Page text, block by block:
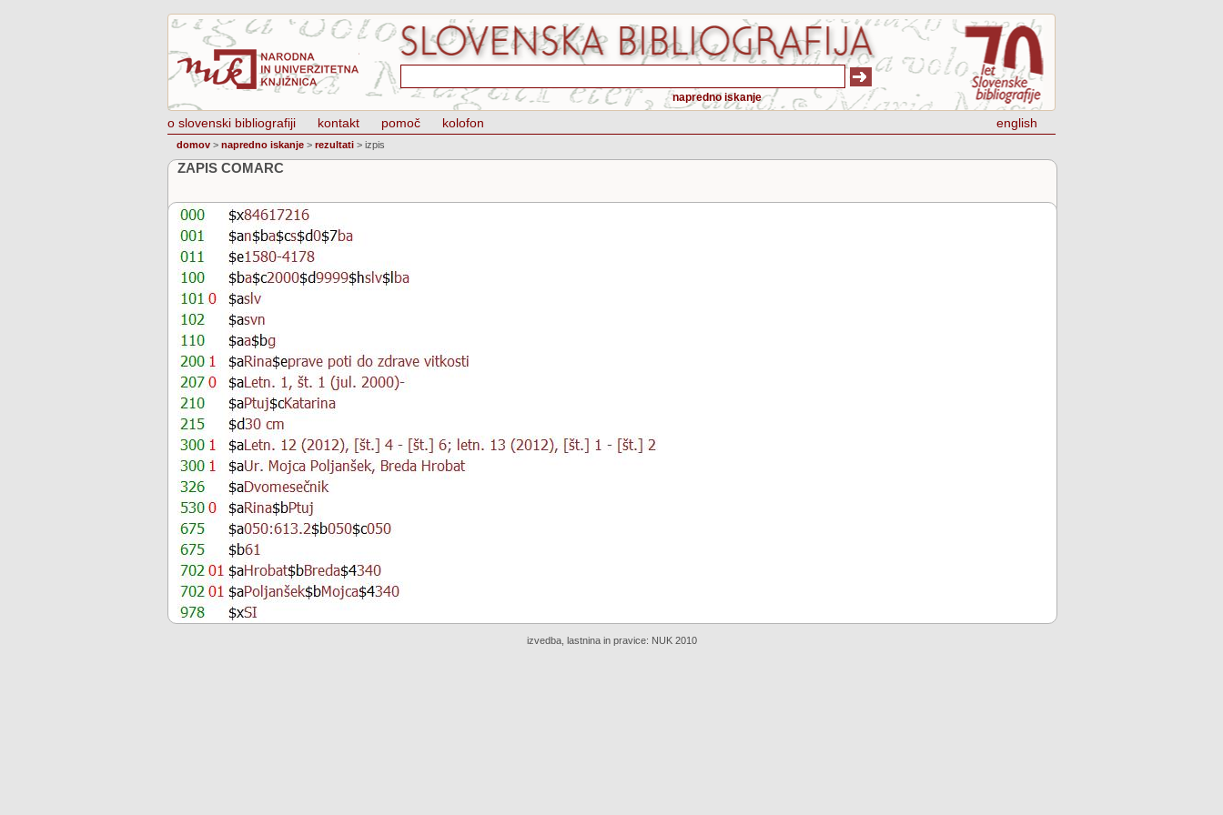
napredno iskanje
o slovenski bibliografiji kontakt pomoč kolofon english
domov > napredno iskanje > rezultati > izpis
ZAPIS COMARC
izvedba, lastnina in pravice: NUK 2010